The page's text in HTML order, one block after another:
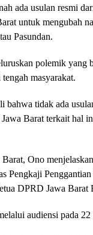
ada usulan resmi
untuk mengubah
Pasundan.
polemik yang
masyarakat.
bahwa tidak ada
Barat terkait hal
Ono
Pengkaji
DPRD Jawa
audiensi pada